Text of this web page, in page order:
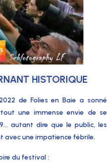
HISTORIQUE
de Folies en Baie a sonné
une immense envie de se
autant dire que le public, les
avec une impatience fébrile.
du festival: